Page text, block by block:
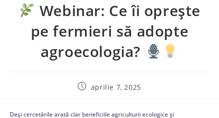
Webinar: Ce îi oprește
pe fermieri să adopte
agroecologia?
aprilie 7, 2025
Deși cercetările arată clar beneficiile agriculturii ecologice și